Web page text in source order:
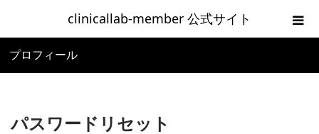
clinicallab-member 公式サイト
プロフィール
パスワードリセット
ホーム